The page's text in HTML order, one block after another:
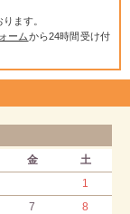
ます。
ームから24時間受け付
金
土
1
7
8